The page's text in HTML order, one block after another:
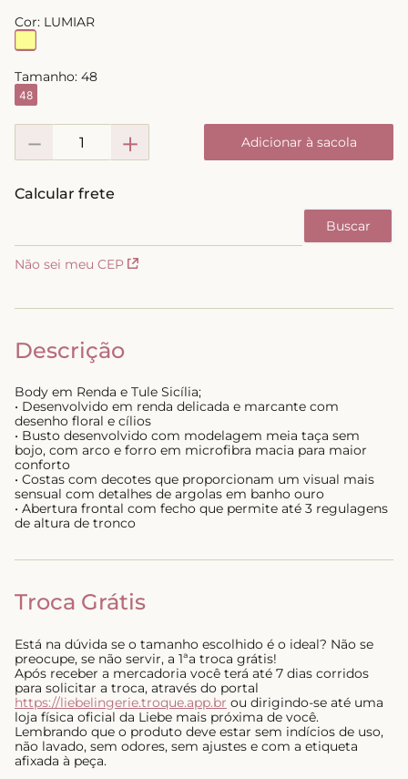
Cor: LUMIAR
Tamanho: 48
48
＋
－ Adicionar à sacola
Não sei meu CEP
Descrição
Body em Renda e Tule Sicília;
• Desenvolvido em renda delicada e marcante com
desenho floral e cílios
• Busto desenvolvido com modelagem meia taça sem
bojo, com arco e forro em microfibra macia para maior
conforto
• Costas com decotes que proporcionam um visual mais
sensual com detalhes de argolas em banho ouro
• Abertura frontal com fecho que permite até 3 regulagens
de altura de tronco
Troca Grátis
Está na dúvida se o tamanho escolhido é o ideal? Não se
preocupe, se não servir, a 1ªa troca grátis!
Após receber a mercadoria você terá até 7 dias corridos
para solicitar a troca, através do portal
https://liebelingerie.troque.app.br ou dirigindo-se até uma
loja física oficial da Liebe mais próxima de você.
Lembrando que o produto deve estar sem indícios de uso,
não lavado, sem odores, sem ajustes e com a etiqueta
afixada à peça.
short doll
biquini
10º calcinha